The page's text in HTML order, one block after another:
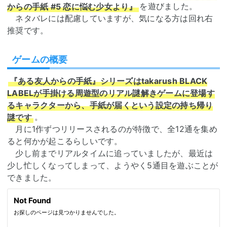
からの手紙 #5 恋に悩む少女より』 を遊びました。
ネタバレには配慮していますが、気になる方は回れ右
推奨です。
ゲームの概要
『ある友人からの手紙』シリーズはtakarush BLACK
LABELが手掛ける周遊型のリアル謎解きゲームに登場す
るキャラクターから、手紙が届くという設定の持ち帰り
謎です 。
月に1作ずつリリースされるのが特徴で、全12通を集め
ると何かが起こるらしいです。
少し前までリアルタイムに追っていましたが、最近は
少し忙しくなってしまって、ようやく5通目を遊ぶことが
できました。